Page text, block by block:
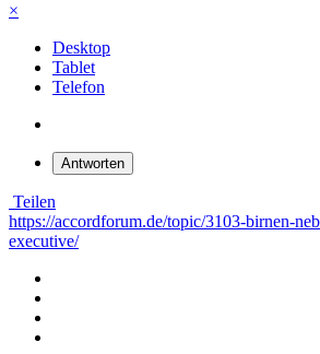
×
Desktop
Tablet
Telefon
Antworten
Teilen
https://accordforum.de/topic/3103-birnen-
executive/